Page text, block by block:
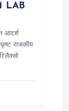
LAB
आदर्श
राजकीय